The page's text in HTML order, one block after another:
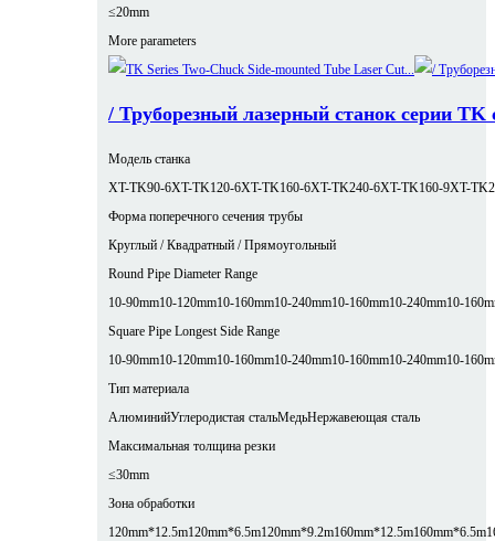
≤20mm
More parameters
/ Труборезный лазерный станок серии
Модель станка
XT-TK90-6XT-TK120-6XT-TK160-6XT-TK240-6XT-TK160-9XT-
Форма поперечного сечения трубы
Круглый / Квадратный / Прямоугольный
Round Pipe Diameter Range
10-90mm10-120mm10-160mm10-240mm10-160mm10-240mm10-
Square Pipe Longest Side Range
10-90mm10-120mm10-160mm10-240mm10-160mm10-240mm10-
Тип материала
АлюминийУглеродистая стальМедьНержавеющая сталь
Максимальная толщина резки
≤30mm
Зона обработки
120mm*12.5m120mm*6.5m120mm*9.2m160mm*12.5m160mm*6.5m